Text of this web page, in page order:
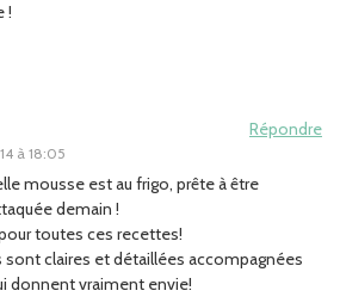
!
à 18:05
Répondre
mousse est au frigo, prête à être
demain !
toutes ces recettes!
sont claires et détaillées accompagnées
donnent vraiment envie!